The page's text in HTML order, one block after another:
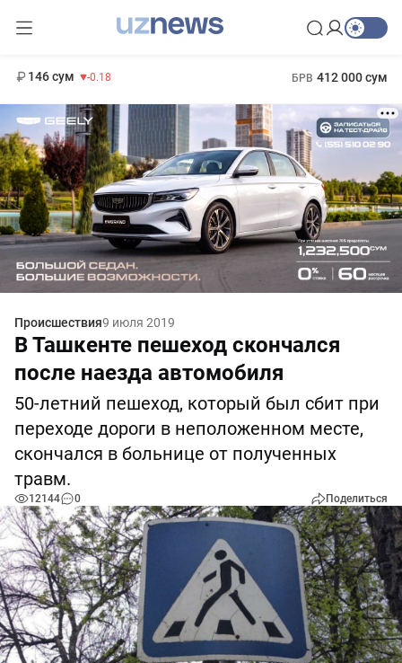
146 сум -0.18 БРВ 412 000 сум
Происшествия9 июля 2019
В Ташкенте пешеход скончался
после наезда автомобиля
50-летний пешеход, который был сбит при
переходе дороги в неположенном месте,
скончался в больнице от полученных
травм.
12144 0 Поделиться